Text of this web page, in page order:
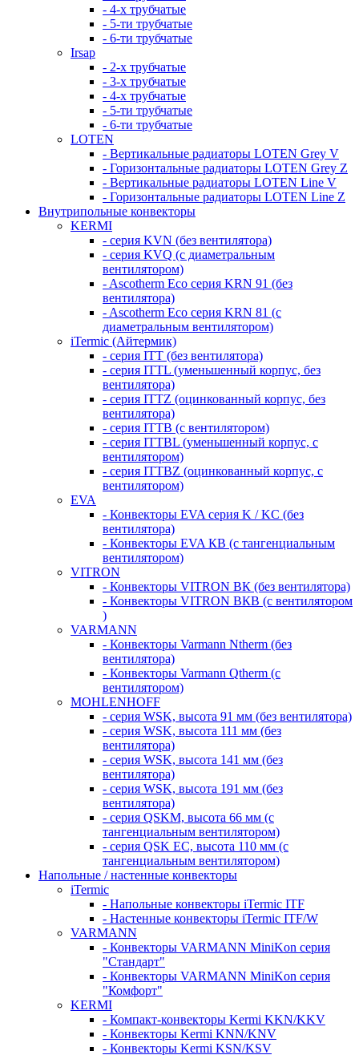
- 4-х трубчатые
- 5-ти трубчатые
- 6-ти трубчатые
Irsap
- 2-х трубчатые
- 3-х трубчатые
- 4-х трубчатые
- 5-ти трубчатые
- 6-ти трубчатые
LOTEN
- Вертикальные радиаторы LOTEN Grey V
- Горизонтальные радиаторы LOTEN Grey Z
- Вертикальные радиаторы LOTEN Line V
- Горизонтальные радиаторы LOTEN Line Z
Внутрипольные конвекторы
KERMI
- серия KVN (без вентилятора)
- серия KVQ (с диаметральным
вентилятором)
- Ascotherm Eco серия KRN 91 (без
вентилятора)
- Ascotherm Eco серия KRN 81 (с
диаметральным вентилятором)
iTermic (Айтермик)
- серия ITT (без вентилятора)
- серия ITTL (уменьшенный корпус, без
вентилятора)
- серия ITTZ (оцинкованный корпус, без
вентилятора)
- серия ITTB (с вентилятором)
- серия ITTBL (уменьшенный корпус, с
вентилятором)
- серия ITTBZ (оцинкованный корпус, с
вентилятором)
EVA
- Конвекторы EVA серия K / KC (без
вентилятора)
- Конвекторы EVA КВ (с тангенциальным
вентилятором)
VITRON
- Конвекторы VITRON ВК (без вентилятора)
- Конвекторы VITRON ВКВ (с вентилятором
)
VARMANN
- Конвекторы Varmann Ntherm (без
вентилятора)
- Конвекторы Varmann Qtherm (с
вентилятором)
MOHLENHOFF
- серия WSK, высота 91 мм (без вентилятора)
- серия WSK, высота 111 мм (без
вентилятора)
- серия WSK, высота 141 мм (без
вентилятора)
- серия WSK, высота 191 мм (без
вентилятора)
- серия QSKM, высота 66 мм (с
тангенциальным вентилятором)
- серия QSK EC, высота 110 мм (с
тангенциальным вентилятором)
Напольные / настенные конвекторы
iTermic
- Напольные конвекторы iTermic ITF
- Настенные конвекторы iTermic ITF/W
VARMANN
- Конвекторы VARMANN MiniKon серия
"Стандарт"
- Конвекторы VARMANN MiniKon серия
"Комфорт"
KERMI
- Компакт-конвекторы Kermi KKN/KKV
- Конвекторы Kermi KNN/KNV
- Конвекторы Kermi KSN/KSV